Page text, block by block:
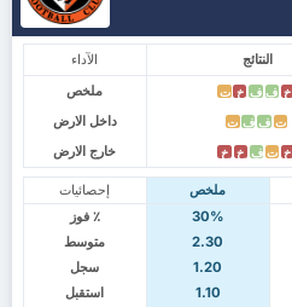
الآداء النتائج
ملخص
خ ف ف خ ت
داخل الارض ت ف ف ت
خارج الارض خ ت ف خ خ
إحصائيات ملخص
٪ فوز
30%
متوسط
2.30
سجل
1.20
استقبل
1.10